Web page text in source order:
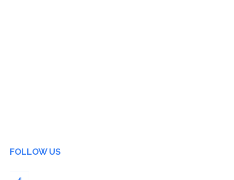
FOLLOW US